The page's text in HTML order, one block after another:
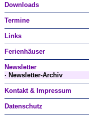
Downloads
Termine
Links
Ferienhäuser
Newsletter
· Newsletter-Archiv
Kontakt & Impressum
Datenschutz